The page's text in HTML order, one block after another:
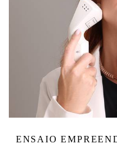
ENSAIO